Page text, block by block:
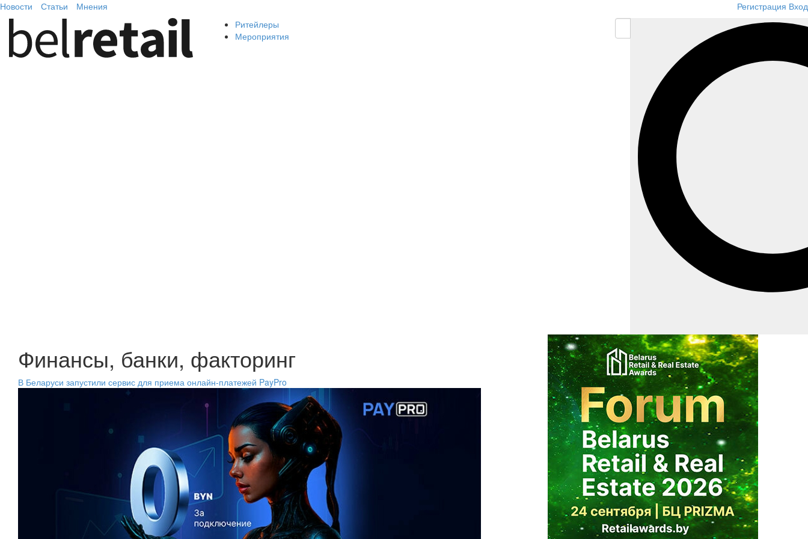
Новости Статьи Мнения Регистрация Вход
Ритейлеры
Мероприятия
Финансы, банки, факторинг
В Беларуси запустили сервис для приема онлайн-платежей PayPro